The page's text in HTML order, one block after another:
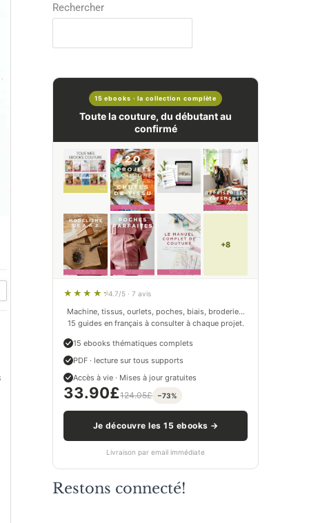
Rechercher
15 ebooks · la collection complète
Toute la couture, du débutant au
confirmé
+8
4.7/5 · 7 avis
Machine, tissus, ourlets, poches, biais, broderie…
15 guides en français à consulter à chaque projet.
15 ebooks thématiques complets
PDF · lecture sur tous supports
Accès à vie · Mises à jour gratuites
33.90£124.05£ −73%
Je découvre les 15 ebooks →
Livraison par email immédiate
Restons connecté!